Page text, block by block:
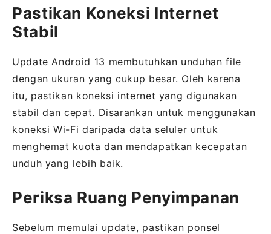
Pastikan Koneksi Internet
Stabil
Update Android 13 membutuhkan unduhan file
dengan ukuran yang cukup besar. Oleh karena
itu, pastikan koneksi internet yang digunakan
stabil dan cepat. Disarankan untuk menggunakan
koneksi Wi-Fi daripada data seluler untuk
menghemat kuota dan mendapatkan kecepatan
unduh yang lebih baik.
Periksa Ruang Penyimpanan
Sebelum memulai update, pastikan ponsel